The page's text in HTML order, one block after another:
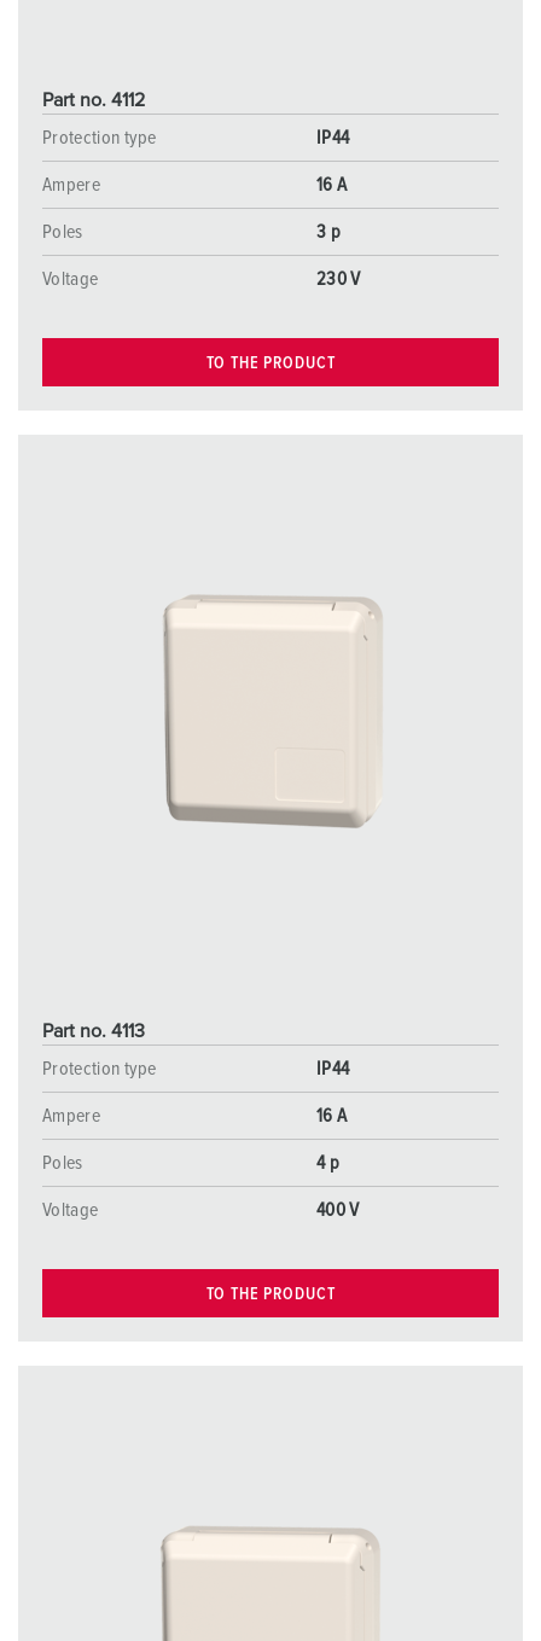
Part no. 4112
Protection type
IP44
Ampere 16 A
Poles 3 p
Voltage 230 V
TO THE PRODUCT
Part no. 4113
Protection type
IP44
Ampere 16 A
Poles 4 p
Voltage 400 V
TO THE PRODUCT